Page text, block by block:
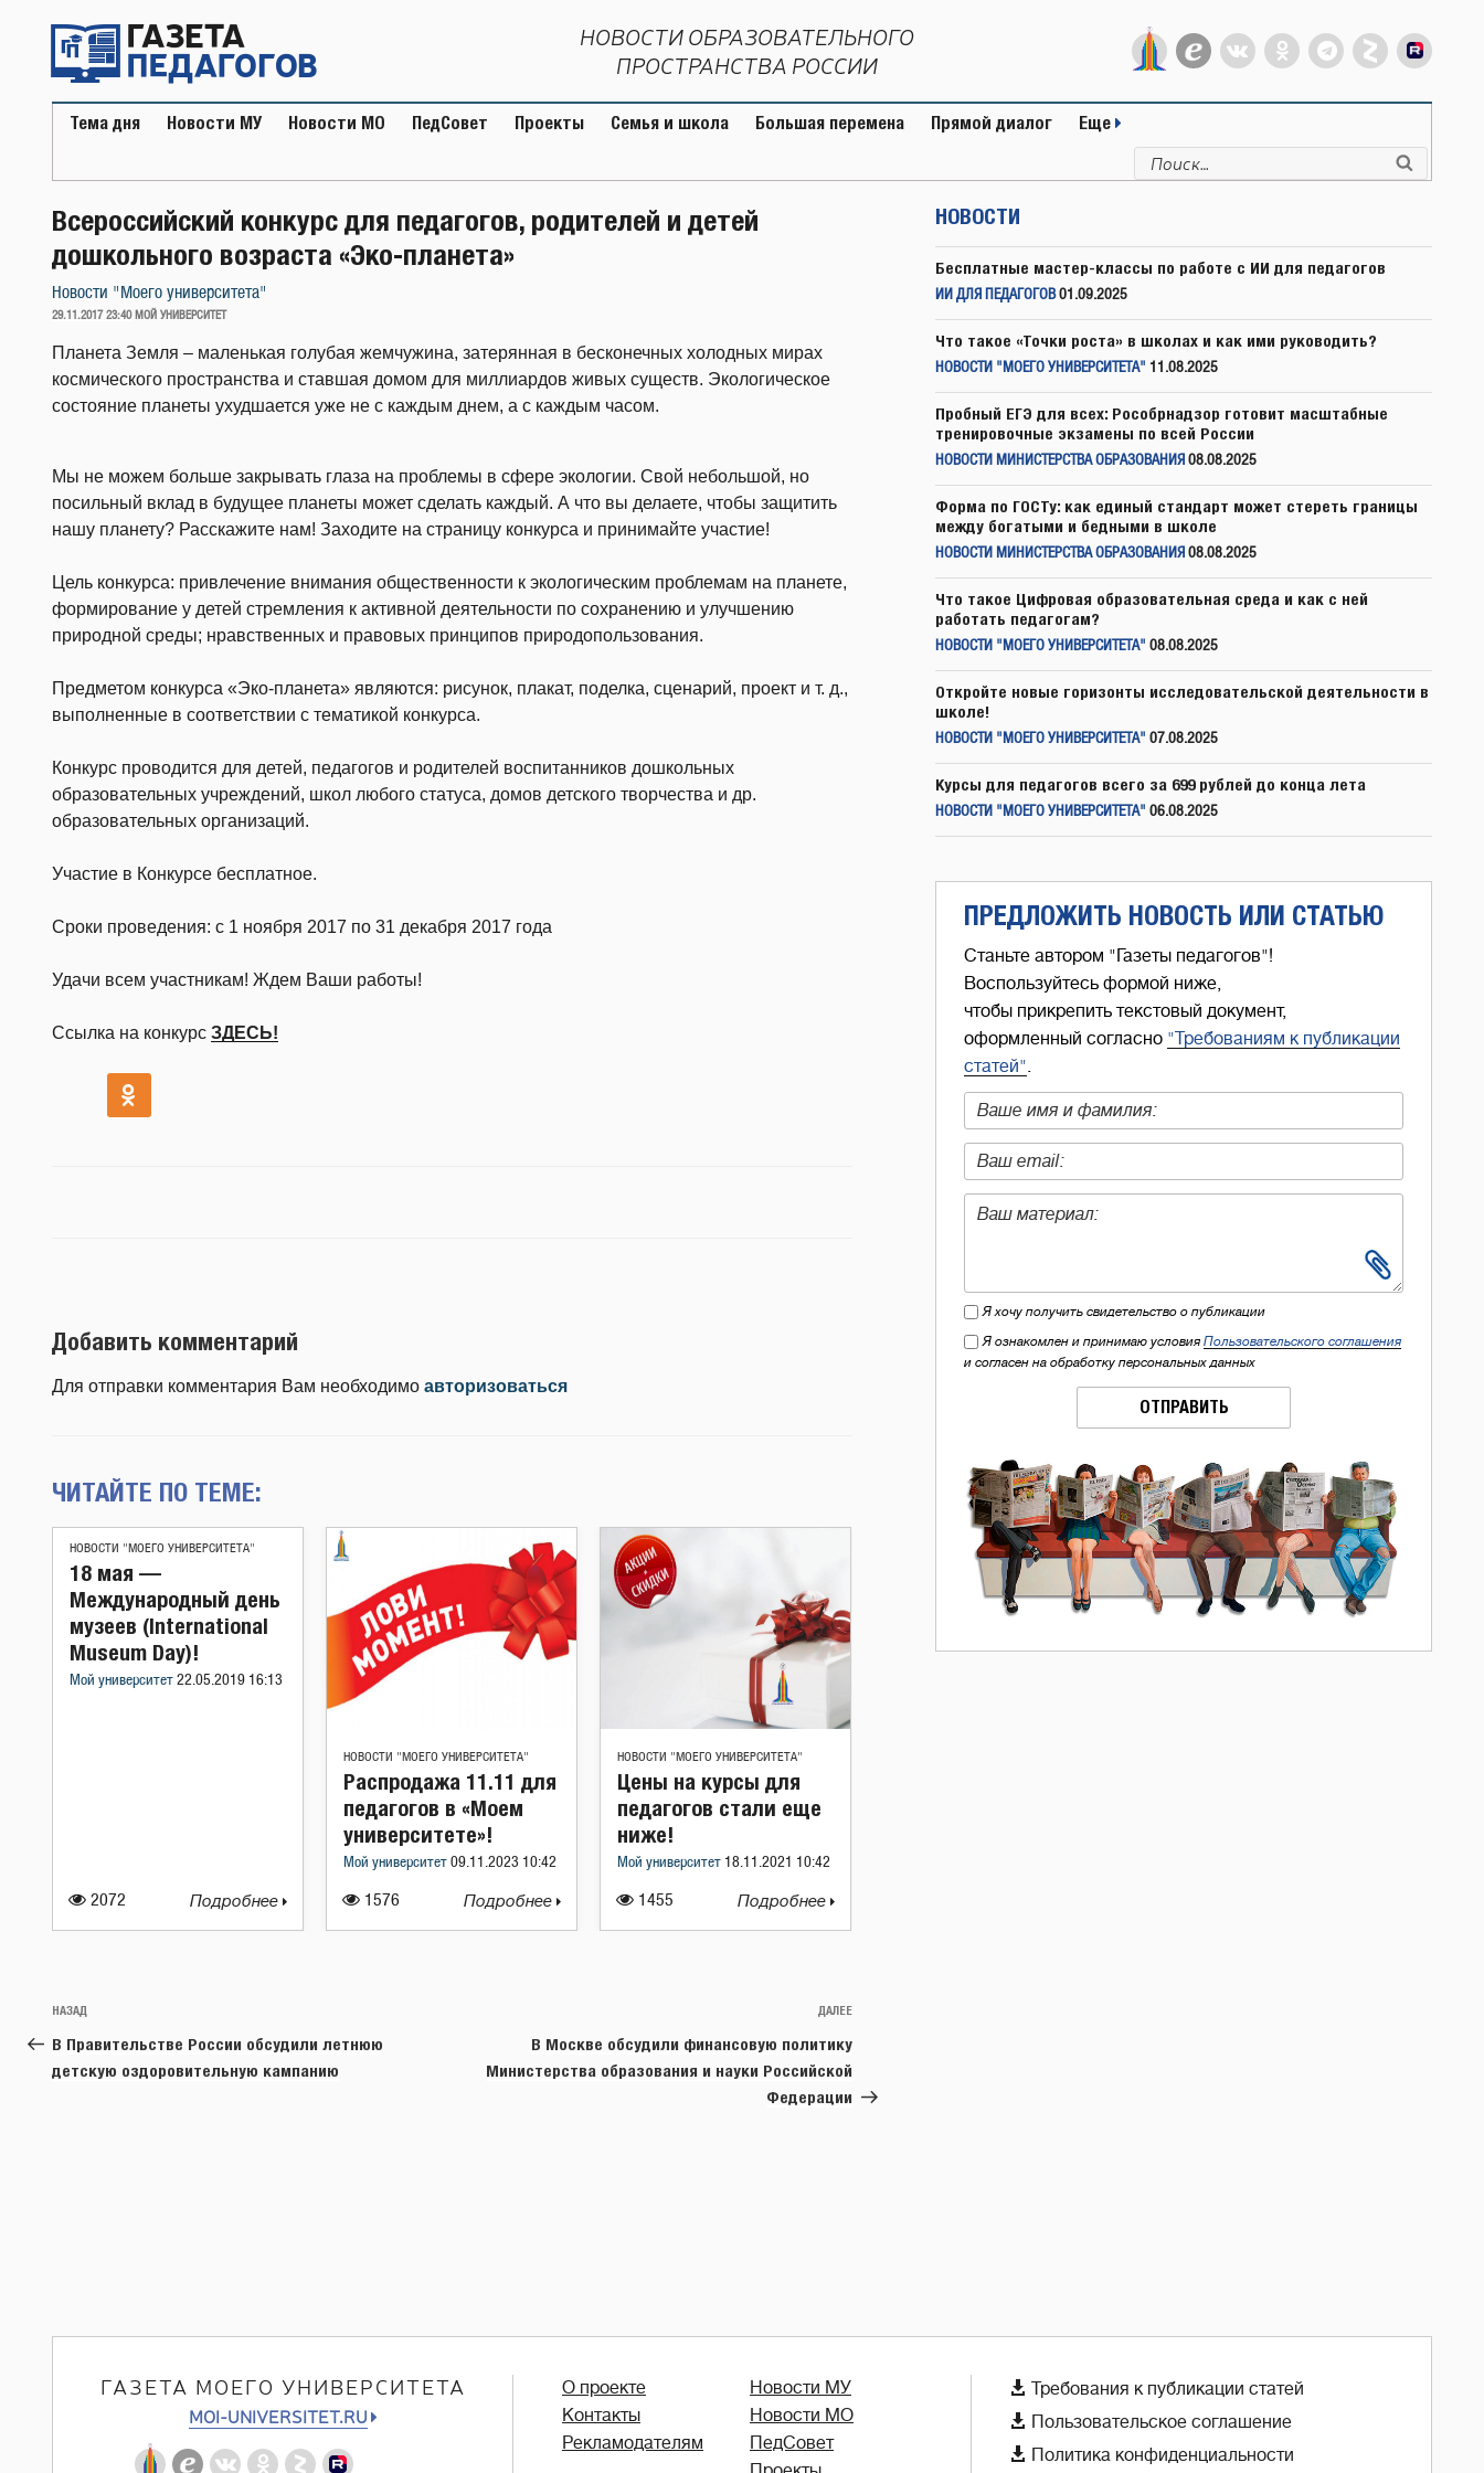
содержимому
НОВОСТИ ОБРАЗОВАТЕЛЬНОГО
ПРОСТРАНСТВА РОССИИ
Тема дня Новости МУ Новости МО ПедСовет Проекты Семья и школа Большая перемена Прямой диалог Еще
Искать:
Всероссийский конкурс для педагогов, родителей и детей
дошкольного возраста «Эко-планета»
Новости "Моего университета"
ОПУБЛИКОВАНО
29.11.2017 23:40 МОЙ УНИВЕРСИТЕТ
Планета Земля – маленькая голубая жемчужина, затерянная в бесконечных холодных мирах
космического пространства и ставшая домом для миллиардов живых существ. Экологическое
состояние планеты ухудшается уже не с каждым днем, а с каждым часом.
Мы не можем больше закрывать глаза на проблемы в сфере экологии. Свой небольшой, но
посильный вклад в будущее планеты может сделать каждый. А что вы делаете, чтобы защитить
нашу планету? Расскажите нам! Заходите на страницу конкурса и принимайте участие!
Цель конкурса: привлечение внимания общественности к экологическим проблемам на планете,
формирование у детей стремления к активной деятельности по сохранению и улучшению
природной среды; нравственных и правовых принципов природопользования.
Предметом конкурса «Эко-планета» являются: рисунок, плакат, поделка, сценарий, проект и т. д.,
выполненные в соответствии с тематикой конкурса.
Конкурс проводится для детей, педагогов и родителей воспитанников дошкольных
образовательных учреждений, школ любого статуса, домов детского творчества и др.
образовательных организаций.
Участие в Конкурсе бесплатное.
Сроки проведения: с 1 ноября 2017 по 31 декабря 2017 года
Удачи всем участникам! Ждем Ваши работы!
Ссылка на конкурс ЗДЕСЬ!
Добавить комментарий
Для отправки комментария Вам необходимо авторизоваться
ЧИТАЙТЕ ПО ТЕМЕ:
НОВОСТИ "МОЕГО УНИВЕРСИТЕТА"
2072
18 мая —
Международный день
музеев (International
Museum Day)!
Мой университет 22.05.2019 16:13
Подробнее
НОВОСТИ "МОЕГО УНИВЕРСИТЕТА"
1576
Распродажа 11.11 для
педагогов в «Моем
университете»!
Мой университет 09.11.2023 10:42
Подробнее
НОВОСТИ "МОЕГО УНИВЕРСИТЕТА"
1455
Цены на курсы для
педагогов стали еще
ниже!
Мой университет 18.11.2021 10:42
Подробнее
Навигация
по
записям
Предыдущая
запись:
НАЗАД
В Правительстве России обсудили летнюю
детскую оздоровительную кампанию
Следующая
запись
ДАЛЕЕ
В Москве обсудили финансовую политику
Министерства образования и науки Российской
Федерации
НОВОСТИ
Бесплатные мастер-классы по работе с ИИ для педагогов
ИИ ДЛЯ ПЕДАГОГОВ 01.09.2025
Что такое «Точки роста» в школах и как ими руководить?
НОВОСТИ "МОЕГО УНИВЕРСИТЕТА" 11.08.2025
Пробный ЕГЭ для всех: Рособрнадзор готовит масштабные
тренировочные экзамены по всей России
НОВОСТИ МИНИСТЕРСТВА ОБРАЗОВАНИЯ 08.08.2025
Форма по ГОСТу: как единый стандарт может стереть границы
между богатыми и бедными в школе
НОВОСТИ МИНИСТЕРСТВА ОБРАЗОВАНИЯ 08.08.2025
Что такое Цифровая образовательная среда и как с ней
работать педагогам?
НОВОСТИ "МОЕГО УНИВЕРСИТЕТА" 08.08.2025
Откройте новые горизонты исследовательской деятельности в
школе!
НОВОСТИ "МОЕГО УНИВЕРСИТЕТА" 07.08.2025
Курсы для педагогов всего за 699 рублей до конца лета
НОВОСТИ "МОЕГО УНИВЕРСИТЕТА" 06.08.2025
ПРЕДЛОЖИТЬ НОВОСТЬ ИЛИ СТАТЬЮ
Станьте автором "Газеты педагогов"!
Воспользуйтесь формой ниже,
чтобы прикрепить текстовый документ,
оформленный согласно "Требованиям к публикации
статей".
Я хочу получить свидетельство о публикации
Я ознакомлен и принимаю условия Пользовательского соглашения
и согласен на обработку персональных данных
ОТПРАВИТЬ
ГАЗЕТА МОЕГО УНИВЕРСИТЕТА
MOI-UNIVERSITET.RU
О проекте
Контакты
Рекламодателям
Новости МУ
Новости МО
ПедСовет
 Требования к публикации статей
 Пользовательское соглашение
 Политика конфиденциальности